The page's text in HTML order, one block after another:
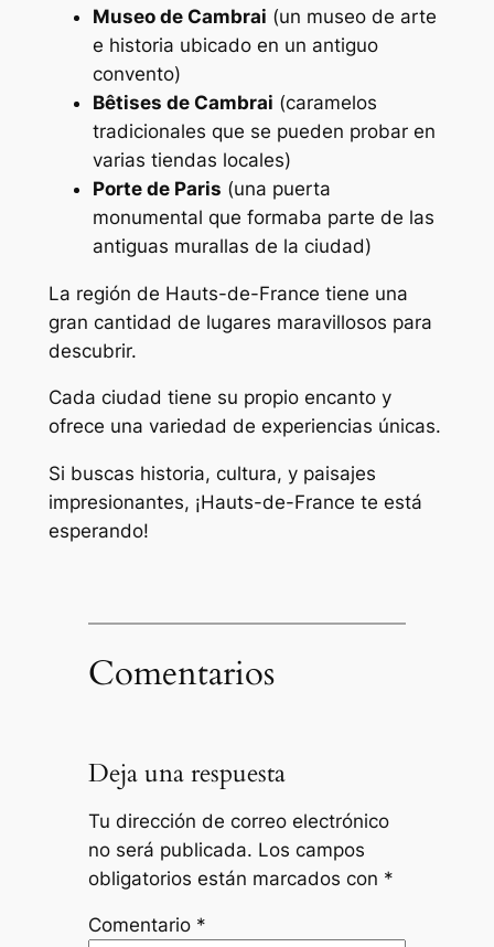
Museo de Cambrai (un museo de arte
e historia ubicado en un antiguo
convento)
Bêtises de Cambrai (caramelos
tradicionales que se pueden probar en
varias tiendas locales)
Porte de Paris (una puerta
monumental que formaba parte de las
antiguas murallas de la ciudad)
La región de Hauts-de-France tiene una
gran cantidad de lugares maravillosos para
descubrir.
Cada ciudad tiene su propio encanto y
ofrece una variedad de experiencias únicas.
Si buscas historia, cultura, y paisajes
impresionantes, ¡Hauts-de-France te está
esperando!
Comentarios
Deja una respuesta
Tu dirección de correo electrónico
no será publicada. Los campos
obligatorios están marcados con *
Comentario *